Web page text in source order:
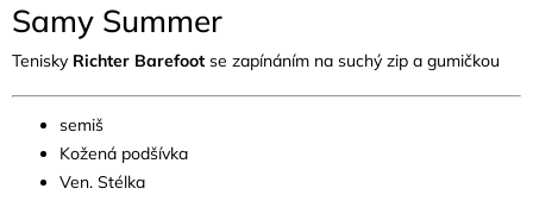
Samy Summer
Tenisky Richter Barefoot se zapínáním na suchý zip a gumičkou
semiš
Kožená podšívka
Ven. Stélka